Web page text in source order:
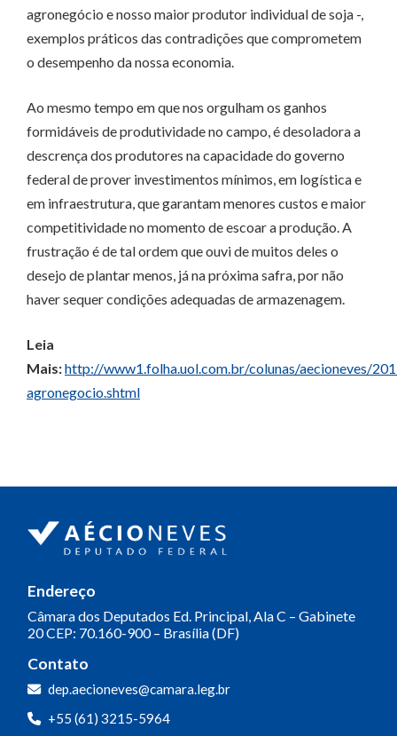
agronegócio e nosso maior produtor individual de soja -,
exemplos práticos das contradições que comprometem
o desempenho da nossa economia.
Ao mesmo tempo em que nos orgulham os ganhos
formidáveis de produtividade no campo, é desoladora a
descrença dos produtores na capacidade do governo
federal de prover investimentos mínimos, em logística e
em infraestrutura, que garantam menores custos e maior
competitividade no momento de escoar a produção. A
frustração é de tal ordem que ouvi de muitos deles o
desejo de plantar menos, já na próxima safra, por não
haver sequer condições adequadas de armazenagem.
Leia
Mais:http://www1.folha.uol.com.br/colunas/aecioneves/
agronegocio.shtml
Endereço
Câmara dos Deputados Ed. Principal, Ala C – Gabinete
20CEP: 70.160-900 – Brasília (DF)
Contato
dep.aecioneves@camara.leg.br
+55 (61) 3215-5964